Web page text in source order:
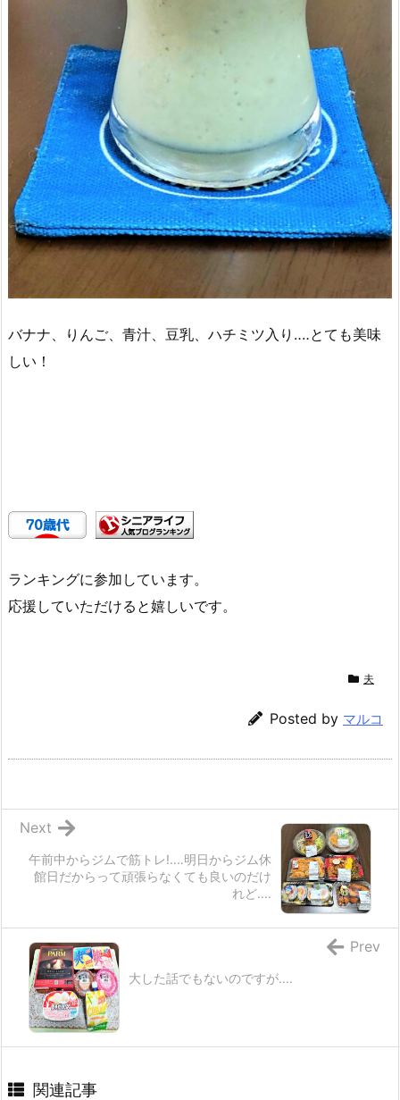
バナナ、りんご、青汁、豆乳、ハチミツ入り‥‥とても美味
しい！
ランキングに参加しています。
応援していただけると嬉しいです。
夫
Posted by マルコ
午前中からジムで筋トレ!‥‥明日からジム休
館日だからって頑張らなくても良いのだけ
れど‥‥
Next
大した話でもないのですが‥‥
Prev
関連記事